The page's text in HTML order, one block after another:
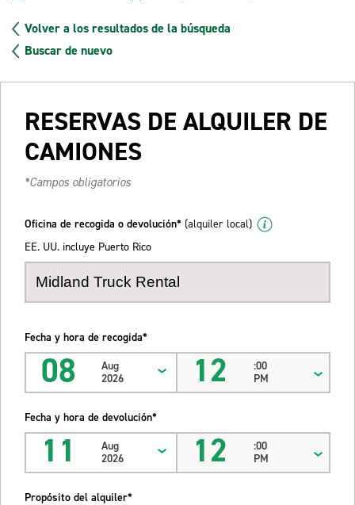
Volver a los resultados de la búsqueda
Buscar de nuevo
RESERVAS DE ALQUILER DE
CAMIONES
*Campos obligatorios
Oficina de recogida o devolución* (alquiler local)
EE. UU. incluye Puerto Rico
Fecha y hora de recogida*
08
Aug
2026
12
:00
PM
Fecha y hora de devolución*
11
Aug
2026
12
:00
PM
Propósito del alquiler*